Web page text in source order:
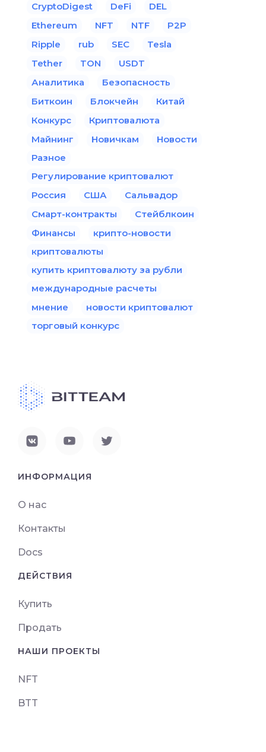
CryptoDigest
DeFi
DEL
Ethereum
NFT NTF
P2P
Ripple
rub SEC
Tesla
Tether
TON
USDT
Аналитика
Безопасность
Биткоин
Блокчейн
Китай
Конкурс
Криптовалюта
Майнинг
Новичкам
Новости
Разное
Регулирование криптовалют
Россия
США
Сальвадор
Смарт-контракты
Стейблкоин
Финансы
крипто-новости
криптовалюты
купить криптовалюту за рубли
международные расчеты
мнение
новости криптовалют
торговый конкурс
ИНФОРМАЦИЯ
О нас
Контакты
Docs
ДЕЙСТВИЯ
Купить
Продать
НАШИ ПРОЕКТЫ
NFT
BTT